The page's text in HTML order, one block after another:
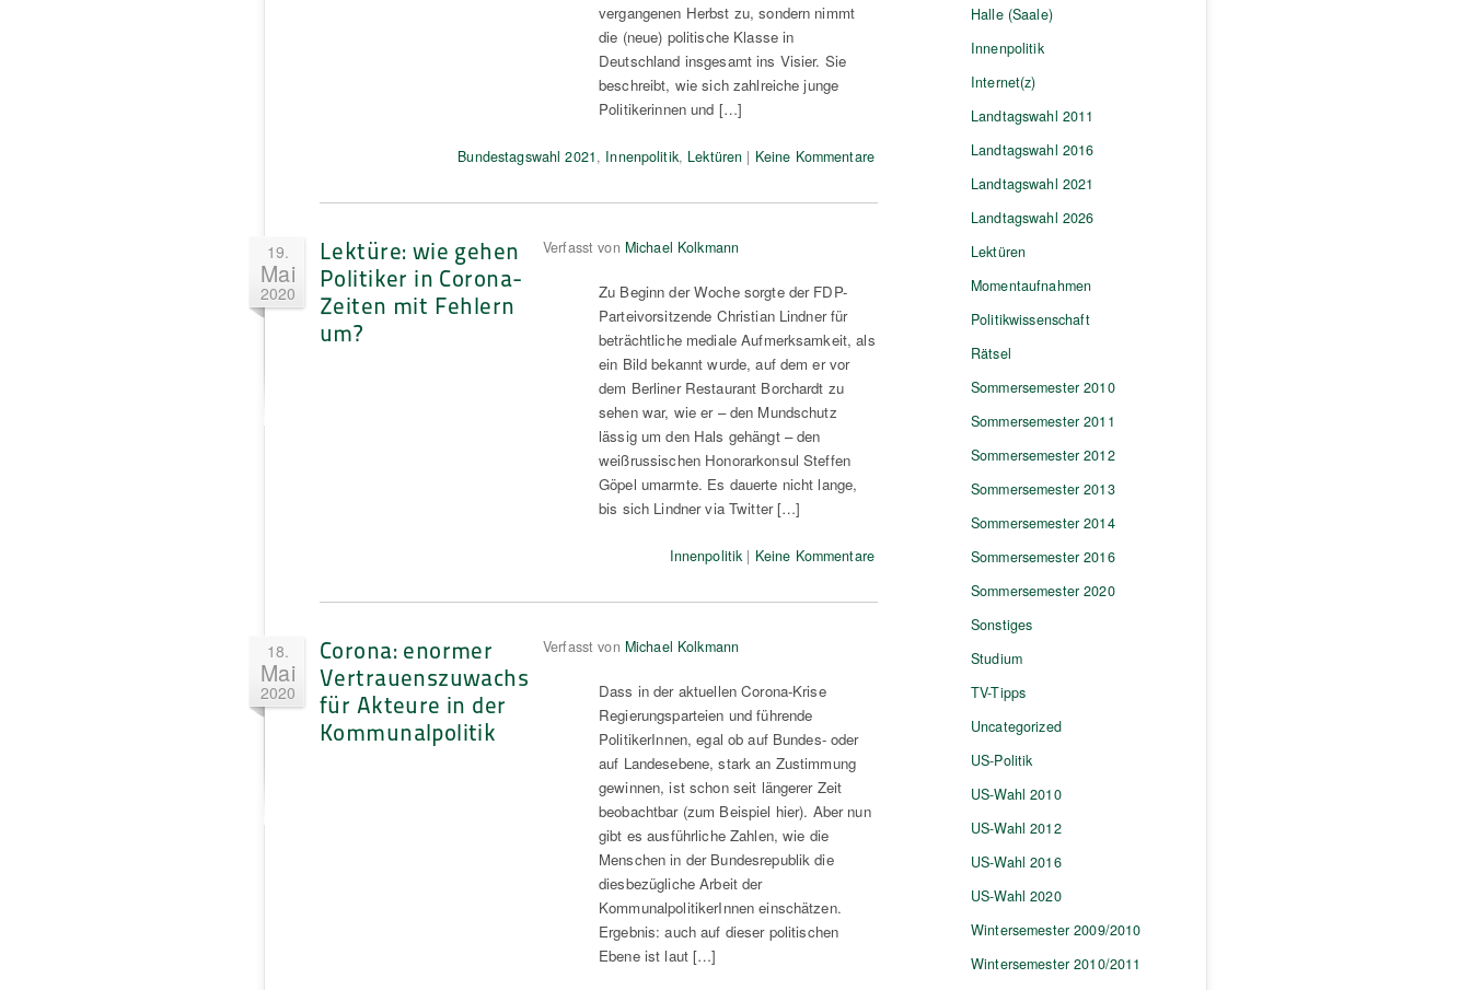
vergangenen Herbst zu, sondern nimmt
die (neue) politische Klasse in
Deutschland insgesamt ins Visier. Sie
beschreibt, wie sich zahlreiche junge
Politikerinnen und […]
Bundestagswahl 2021, Innenpolitik, Lektüren | Keine Kommentare
19.
Mai
2020
Lektüre: wie gehen
Politiker in Corona-
Zeiten mit Fehlern
um?
Verfasst von Michael Kolkmann
Zu Beginn der Woche sorgte der FDP-
Parteivorsitzende Christian Lindner für
beträchtliche mediale Aufmerksamkeit, als
ein Bild bekannt wurde, auf dem er vor
dem Berliner Restaurant Borchardt zu
sehen war, wie er – den Mundschutz
lässig um den Hals gehängt – den
weißrussischen Honorarkonsul Steffen
Göpel umarmte. Es dauerte nicht lange,
bis sich Lindner via Twitter […]
Innenpolitik | Keine Kommentare
18.
Mai
2020
Corona: enormer
Vertrauenszuwachs
für Akteure in der
Kommunalpolitik
Verfasst von Michael Kolkmann
Dass in der aktuellen Corona-Krise
Regierungsparteien und führende
PolitikerInnen, egal ob auf Bundes- oder
auf Landesebene, stark an Zustimmung
gewinnen, ist schon seit längerer Zeit
beobachtbar (zum Beispiel hier). Aber nun
gibt es ausführliche Zahlen, wie die
Menschen in der Bundesrepublik die
diesbezügliche Arbeit der
KommunalpolitikerInnen einschätzen.
Ergebnis: auch auf dieser politischen
Ebene ist laut […]
Halle (Saale)
Innenpolitik
Internet(z)
Landtagswahl 2011
Landtagswahl 2016
Landtagswahl 2021
Landtagswahl 2026
Lektüren
Momentaufnahmen
Politikwissenschaft
Rätsel
Sommersemester 2010
Sommersemester 2011
Sommersemester 2012
Sommersemester 2013
Sommersemester 2014
Sommersemester 2016
Sommersemester 2020
Sonstiges
Studium
TV-Tipps
Uncategorized
US-Politik
US-Wahl 2010
US-Wahl 2012
US-Wahl 2016
US-Wahl 2020
Wintersemester 2009/2010
Wintersemester 2010/2011